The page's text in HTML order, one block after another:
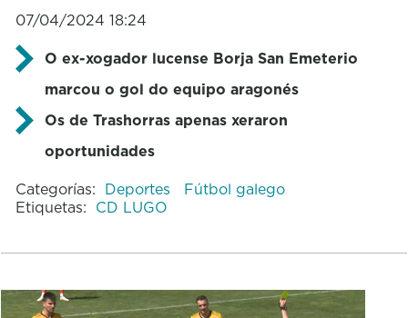
07/04/2024 18:24
O ex-xogador lucense Borja San Emeterio
marcou o gol do equipo aragonés
Os de Trashorras apenas xeraron
oportunidades
Categorías: Deportes
Fútbol galego
Etiquetas: CD LUGO